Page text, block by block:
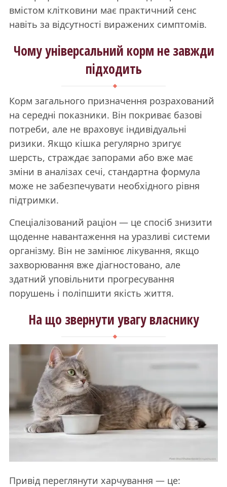
вмістом клітковини має практичний сенс
навіть за відсутності виражених симптомів.
Чому універсальний корм не завжди
підходить
Корм загального призначення розрахований
на середні показники. Він покриває базові
потреби, але не враховує індивідуальні
ризики. Якщо кішка регулярно зригує
шерсть, страждає запорами або вже має
зміни в аналізах сечі, стандартна формула
може не забезпечувати необхідного рівня
підтримки.
Спеціалізований раціон — це спосіб знизити
щоденне навантаження на уразливі системи
організму. Він не замінює лікування, якщо
захворювання вже діагностовано, але
здатний уповільнити прогресування
порушень і поліпшити якість життя.
На що звернути увагу власнику
Привід переглянути харчування — це: